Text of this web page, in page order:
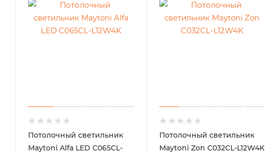
Потолочный светильник
Maytoni Alfa LED C065CL-
Потолочный светильник
Maytoni Zon C032CL-L12W4K